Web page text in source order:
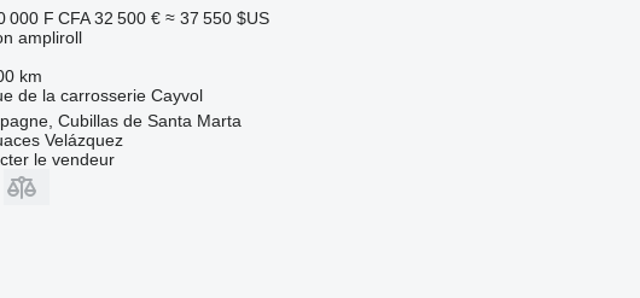
000 F CFA 32 500 € ≈ 37 550 $US
ampliroll
km
de la carrosserie Cayvol
Cubillas de Santa Marta
Velázquez
le vendeur